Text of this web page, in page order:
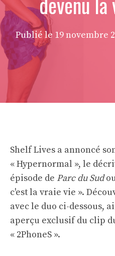
Publié le 19 novembre
Shelf Lives a annoncé
« Hypernormal », le
épisode de Parc du Sud
c'est la vraie vie ».
avec le duo ci-dessous,
aperçu exclusif du clip
« 2PhoneS ».